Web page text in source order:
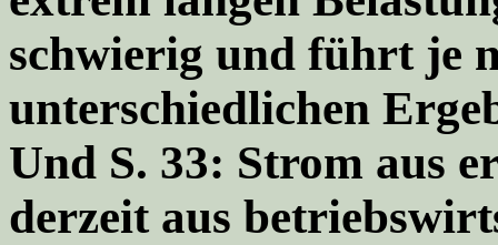
schwierig und führt je
unterschiedlichen
Und S. 33: Strom aus
derzeit aus